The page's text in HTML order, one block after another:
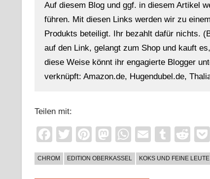
Auf diesem Blog und ggf. in diesem Artikel
führen. Mit diesen Links werden wir zu
Produkts beteiligt. Ihr bezahlt dafür nichts.
auf den Link, gelangt zum Shop und kauft
diese Weise könnt ihr engagierte Blogger
verknüpft: Amazon.de, Hugendubel.de,
Teilen mit:
Facebook
TwitterPinterest
Mastodon
WhatsApp
Email
CHROM EDITION OBERKASSEL KOKS UND FEINE LEUTE